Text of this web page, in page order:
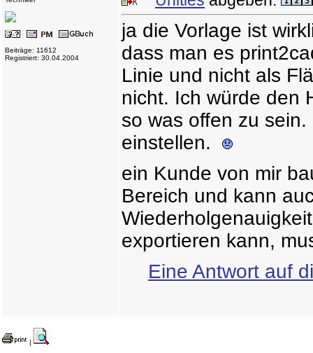
Beiträge: 11612
Registriert: 30.04.2004
ja die Vorlage ist
dass man es
Linie und nicht als
nicht. Ich würde den
so was offen zu
einstellen.
ein Kunde von mir
Bereich und kann
exportieren kann,
Eine Antwort auf
|